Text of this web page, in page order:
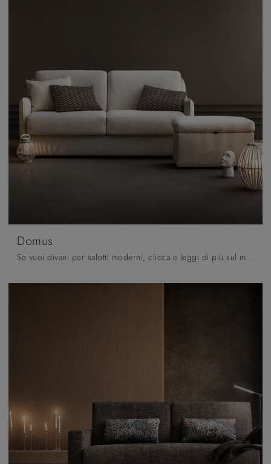
Domus
Se vuoi divani per salotti moderni, clicca e leggi di più sul modello Domus in tessuto della marca Samoa.